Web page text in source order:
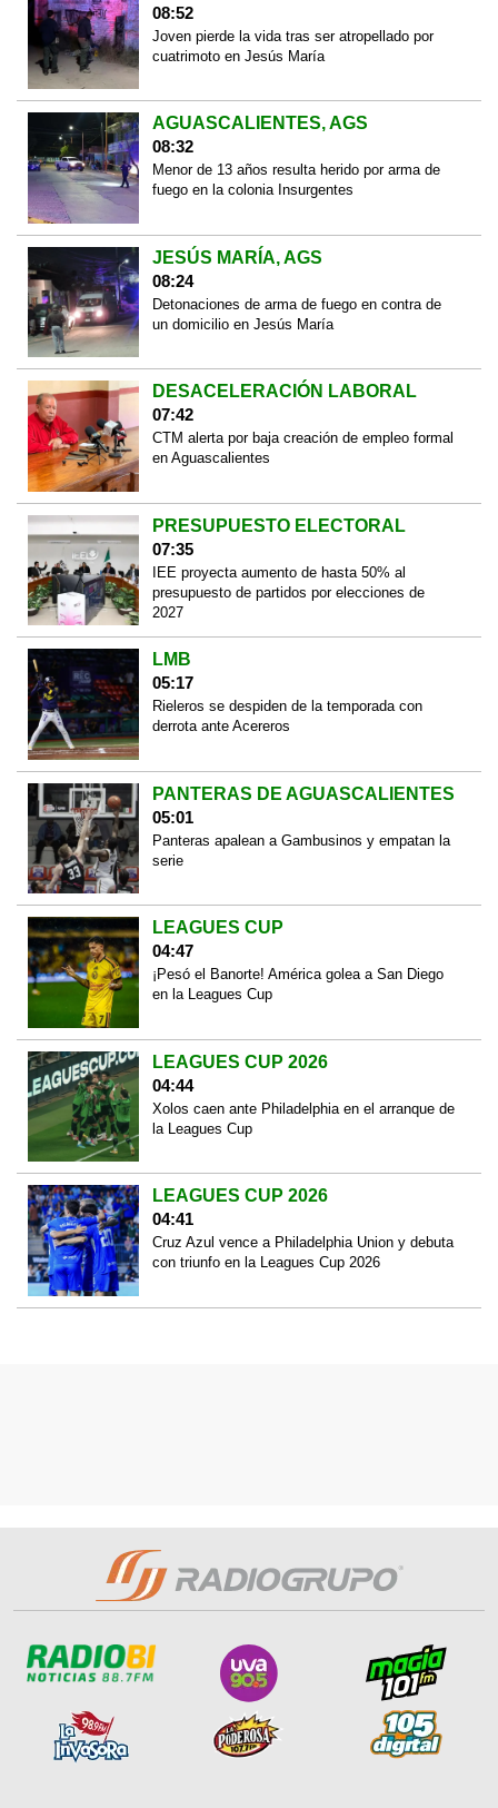
08:52
Joven pierde la vida tras ser atropellado por
cuatrimoto en Jesús María
AGUASCALIENTES, AGS
08:32
Menor de 13 años resulta herido por arma de
fuego en la colonia Insurgentes
JESÚS MARÍA, AGS
08:24
Detonaciones de arma de fuego en contra de
un domicilio en Jesús María
DESACELERACIÓN LABORAL
07:42
CTM alerta por baja creación de empleo formal
en Aguascalientes
PRESUPUESTO ELECTORAL
07:35
IEE proyecta aumento de hasta 50% al
presupuesto de partidos por elecciones de
2027
LMB
05:17
Rieleros se despiden de la temporada con
derrota ante Acereros
PANTERAS DE AGUASCALIENTES
05:01
Panteras apalean a Gambusinos y empatan la
serie
LEAGUES CUP
04:47
¡Pesó el Banorte! América golea a San Diego
en la Leagues Cup
LEAGUES CUP 2026
04:44
Xolos caen ante Philadelphia en el arranque de
la Leagues Cup
LEAGUES CUP 2026
04:41
Cruz Azul vence a Philadelphia Union y debuta
con triunfo en la Leagues Cup 2026